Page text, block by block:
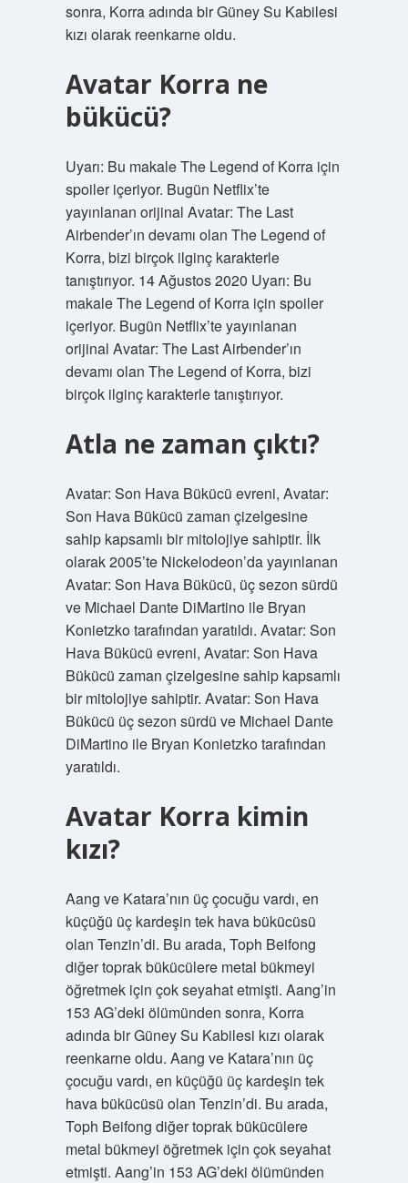
sonra, Korra adında bir Güney Su Kabilesi
kızı olarak reenkarne oldu.
Avatar Korra ne
bükücü?
Uyarı: Bu makale The Legend of Korra için
spoiler içeriyor. Bugün Netflix’te
yayınlanan orijinal Avatar: The Last
Airbender’ın devamı olan The Legend of
Korra, bizi birçok ilginç karakterle
tanıştırıyor. 14 Ağustos 2020 Uyarı: Bu
makale The Legend of Korra için spoiler
içeriyor. Bugün Netflix’te yayınlanan
orijinal Avatar: The Last Airbender’ın
devamı olan The Legend of Korra, bizi
birçok ilginç karakterle tanıştırıyor.
Atla ne zaman çıktı?
Avatar: Son Hava Bükücü evreni, Avatar:
Son Hava Bükücü zaman çizelgesine
sahip kapsamlı bir mitolojiye sahiptir. İlk
olarak 2005’te Nickelodeon’da yayınlanan
Avatar: Son Hava Bükücü, üç sezon sürdü
ve Michael Dante DiMartino ile Bryan
Konietzko tarafından yaratıldı. Avatar: Son
Hava Bükücü evreni, Avatar: Son Hava
Bükücü zaman çizelgesine sahip kapsamlı
bir mitolojiye sahiptir. Avatar: Son Hava
Bükücü üç sezon sürdü ve Michael Dante
DiMartino ile Bryan Konietzko tarafından
yaratıldı.
Avatar Korra kimin
kızı?
Aang ve Katara’nın üç çocuğu vardı, en
küçüğü üç kardeşin tek hava bükücüsü
olan Tenzin’di. Bu arada, Toph Beifong
diğer toprak bükücülere metal bükmeyi
öğretmek için çok seyahat etmişti. Aang’in
153 AG’deki ölümünden sonra, Korra
adında bir Güney Su Kabilesi kızı olarak
reenkarne oldu. Aang ve Katara’nın üç
çocuğu vardı, en küçüğü üç kardeşin tek
hava bükücüsü olan Tenzin’di. Bu arada,
Toph Beifong diğer toprak bükücülere
metal bükmeyi öğretmek için çok seyahat
etmişti. Aang’in 153 AG’deki ölümünden